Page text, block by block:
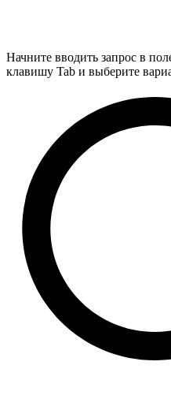
Начните вводить запрос в
клавишу Tab и выберите